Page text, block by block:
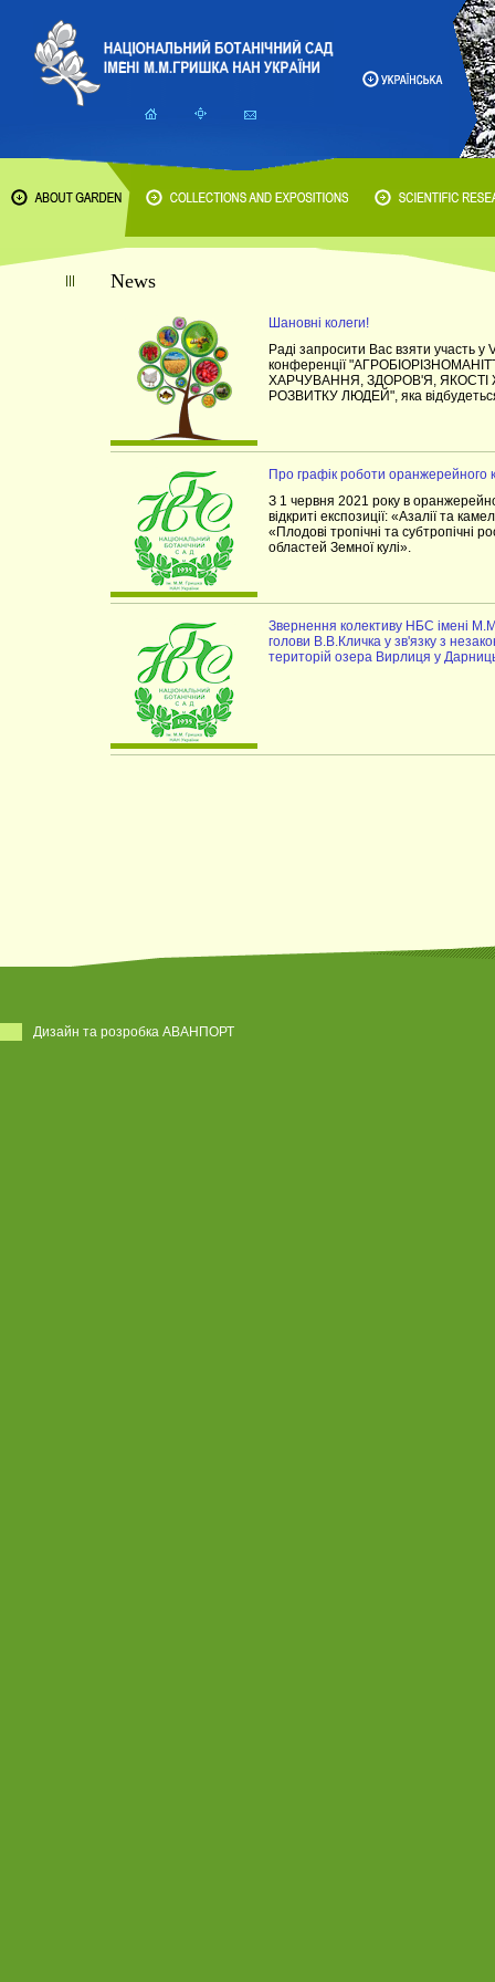
News
Шановні колеги!
Раді запросити Вас взяти участь у
конференції
ХАРЧУВАННЯ, ЗДОРОВ'Я,
РОЗВИТКУ ЛЮДЕЙ", яка
Про графік роботи оранжерейного
З 1 червня 2021 року в
відкриті експозиції: «Азалії та
«Плодові тропічні та субтропічні
областей Земної кулі».
Звернення колективу НБС імені
голови В.В.Кличка у зв'язку з
територій озера Вирлиця у
Дизайн та розробка АВАНПОРТ